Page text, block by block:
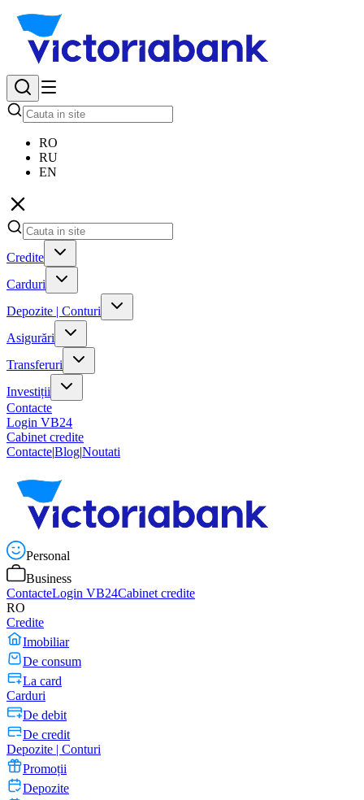
RO
RU
EN
Credite
Carduri
Depozite | Conturi
Asigurări
Transferuri
Investiții
Contacte
Login VB24
Cabinet credite
Contacte|Blog|Noutati
Personal
Business
ContacteLogin VB24Cabinet credite
RO
Credite
Imobiliar
De consum
La card
Carduri
De debit
De credit
Depozite | Conturi
Promoții
Depozite